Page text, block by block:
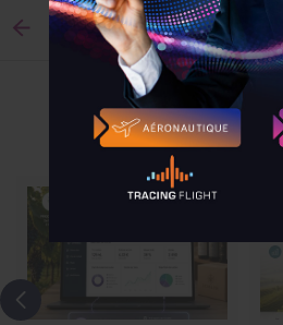
Article publié par